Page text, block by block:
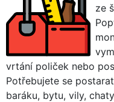
ze
vrtání poliček nebo
Potřebujete se
baráku, bytu, vily,